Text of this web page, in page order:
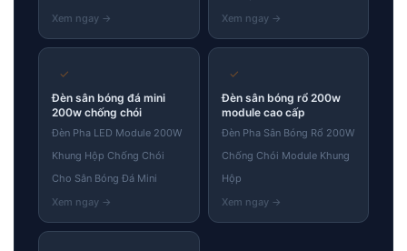
content
✓
Đèn sân bóng đá mini
200w chống chói
Đèn Pha LED Module 200W
Khung Hộp Chống Chói
Cho Sân Bóng Đá Mini
✓
Đèn sân bóng rổ 200w
module cao cấp
Đèn Pha Sân Bóng Rổ 200W
Chống Chói Module Khung
Hộp